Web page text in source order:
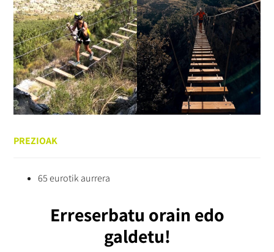
PREZIOAK
65 eurotik aurrera
Erreserbatu orain edo
galdetu!